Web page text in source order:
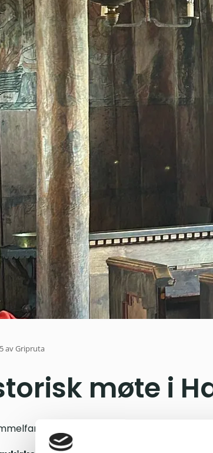
av Gripruta
møte i
var for første gang tre biskoper